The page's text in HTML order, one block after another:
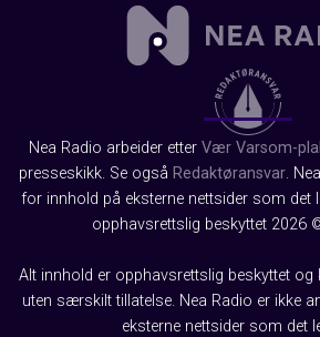
Nea Radio arbeider etter Vær Varsom-
presseskikk. Se også Redaktøransvar.
for innhold på eksterne nettsider som det
opphavsrettslig beskyttet 2026
Alt innhold er opphavsrettslig beskyttet og
uten særskilt tillatelse. Nea Radio er ikke
eksterne nettsider som det